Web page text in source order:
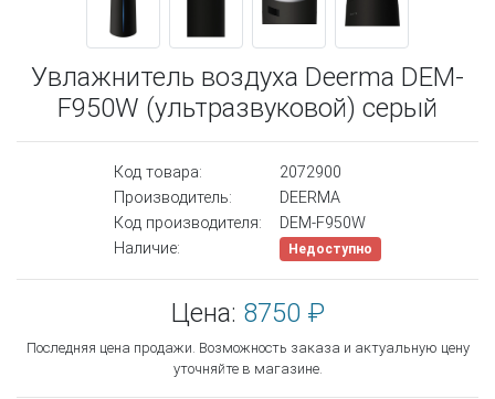
Увлажнитель воздуха Deerma DEM-
F950W (ультразвуковой) серый
Код товара:
2072900
Производитель:
DEERMA
Код производителя:
DEM-F950W
Наличие:
Недоступно
Цена: 8750 ₽
Последняя цена продажи. Возможность заказа и актуальную цену
уточняйте в магазине.